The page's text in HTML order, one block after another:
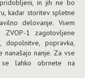
in jih ne bo
kadar storitev spletne
delovanje. Vsem
1 zagotovljene
popravka,
nanje. Za vse
lahko obrnete na